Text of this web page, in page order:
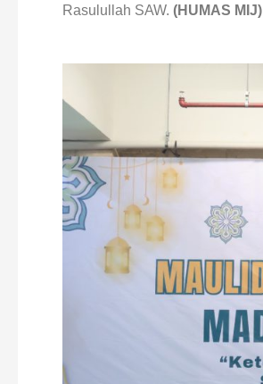
Rasulullah SAW. (HUMAS MIJ)